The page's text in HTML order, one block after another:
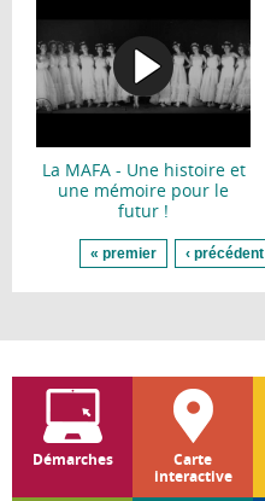
La MAFA - Une histoire et
une mémoire pour le
futur !
Pages« premier ‹ précédent
Démarches
Carte
interactive